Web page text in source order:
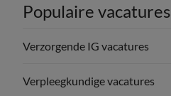
Populaire vacatures
Verzorgende IG vacatures
Verpleegkundige vacatures